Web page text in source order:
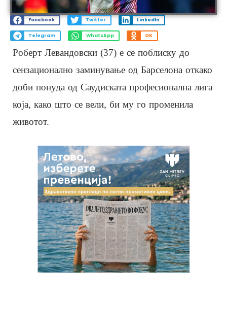
Facebook Twitter LinkedIn
Telegram WhatsApp OK
Роберт Левандовски (37) е се поблиску до
сензационално заминување од Барселона откако
доби понуда од Саудиската професионална лига
која, како што се вели, би му го променила
животот.